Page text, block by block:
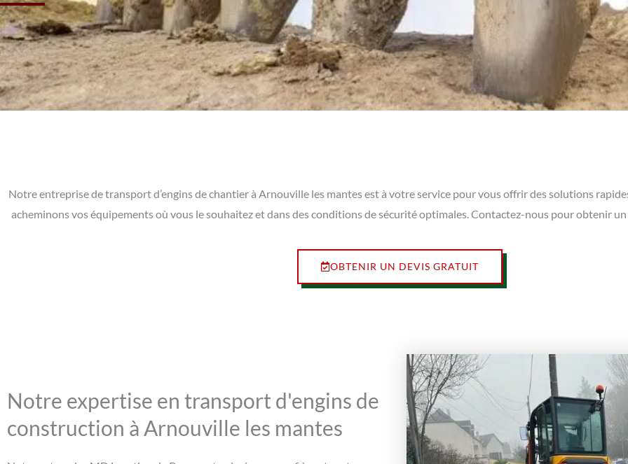
Notre entreprise de transport d’engins de chantier à Arnouville les mantes est à votre service pour vous offrir des solutions
acheminons vos équipements où vous le souhaitez et dans des conditions de sécurité optimales. Contactez-nous pour obtenir
OBTENIR UN DEVIS GRATUIT
Notre expertise en transport d'engins de
construction à Arnouville les mantes